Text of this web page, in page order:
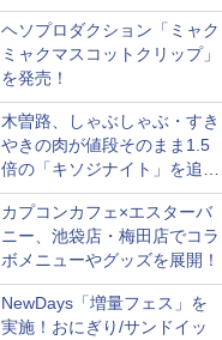
中！
ヘソプロダクション「ミャク
ミャクマスコットクリップ」
を発売！
木曽路、しゃぶしゃぶ・すき
やきの肉が値段そのまま1.5
倍の「キソジナイト」を追加
実施！水・日曜夜限定
カプコンカフェ×エスターバ
ニー、池袋店・梅田店でコラ
ボメニューやグッズを展開！
NewDays「増量フェス」を
実施！おにぎり/サンドイッ